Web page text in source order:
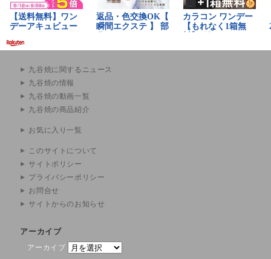
九谷焼に関するニュース
九谷焼の情報
九谷焼の動画一覧
九谷焼の商品紹介
お気に入り一覧
このサイトについて
サイトポリシー
プライバシーポリシー
お問合せ
サイトからのお知らせ
アーカイブ
アーカイブ